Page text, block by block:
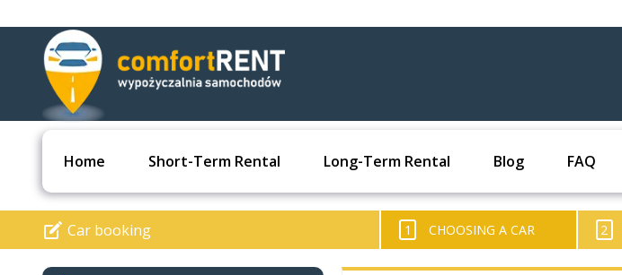
Home Short-Term Rental Long-Term Rental Blog FAQ
Car booking 1 CHOOSING A CAR 2